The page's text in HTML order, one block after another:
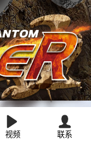
视频 联系